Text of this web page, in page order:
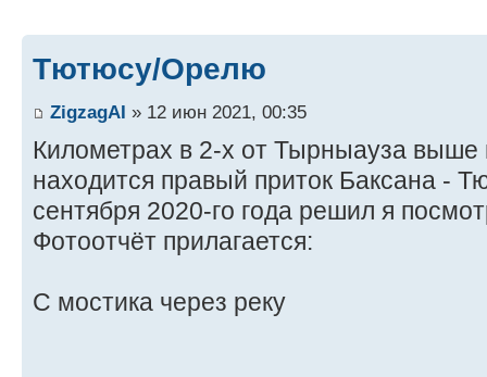
Тютюсу/Орелю
ZigzagAI » 12 июн 2021, 00:35
Километрах в 2-х от Тырныауза
находится правый приток Баксана -
сентября 2020-го года решил я
Фотоотчёт прилагается:
С мостика через реку